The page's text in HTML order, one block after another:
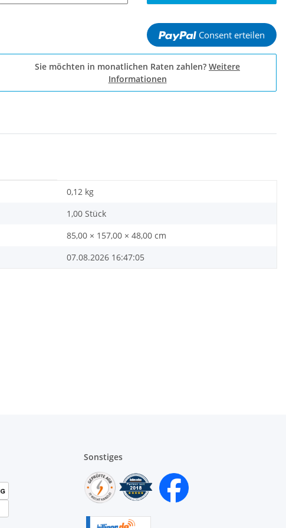
Consent erteilen
Sie möchten in monatlichen Raten zahlen? Weitere
Informationen
0,12 kg
1,00 Stück
85,00 × 157,00 × 48,00 cm
07.08.2026 16:47:05
Sonstiges